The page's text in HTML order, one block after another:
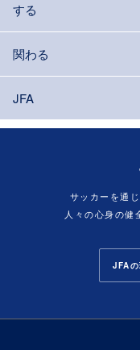
する
関わる
JFA
サッカーを通
人々の心身の健
JFAの